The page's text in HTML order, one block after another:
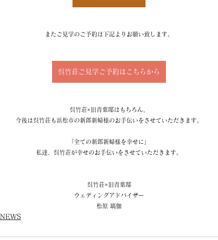
またご見学のご予約は下記よりお願い致します。
呉竹荘ご見学ご予約はこちらから
呉竹荘×旧青葉邸はもちろん、
今後は呉竹荘も浜松市の新郎新婦様のお手伝いをさせていただきます。
「全ての新郎新婦様を幸せに」
私達、呉竹荘が幸せのお手伝いをさせていただきます。
呉竹荘×旧青葉邸
ウェディングアドバイザー
松原 璃伽
NEWS